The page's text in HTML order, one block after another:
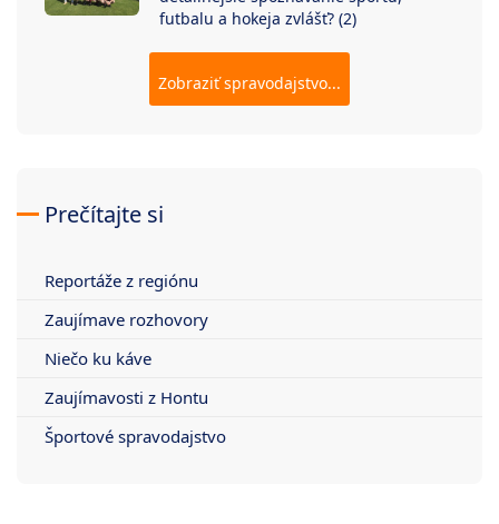
futbalu a hokeja zvlášť? (2)
Zobraziť spravodajstvo...
Prečítajte si
Reportáže z regiónu
Zaujímave rozhovory
Niečo ku káve
Zaujímavosti z Hontu
Športové spravodajstvo